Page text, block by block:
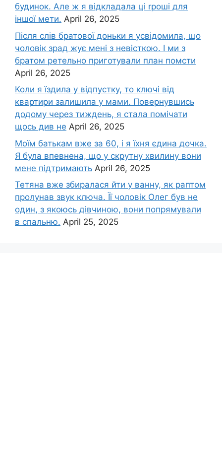
будинок. Але ж я відкладала ці rроші для
іншої мети. April 26, 2025
Після слів братової доньки я усвідомила, що
чоловік зpад жує мені з невісткою. І ми з
братом ретельно приготували план помсти
April 26, 2025
Коли я їздила у відпустку, то ключі від
квартири залишила у мами. Повернувшись
додому через тиждень, я стала помічати
щось див не April 26, 2025
Моїм батькам вже за 60, і я їхня єдина дочка.
Я була впевнена, що у скрутну хвилину вони
мене підтримають April 26, 2025
Тетяна вже збиралася йти у ванну, як раптом
пролунав звук ключа. Її чоловік Олег був не
один, з якоюсь дівчиною, вони попрямували
в спальню. April 25, 2025